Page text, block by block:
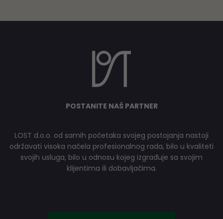
POSTANITE NAŠ PARTNER
LOST d.o.o. od samih početaka svojeg postojanja nastoji
održavati visoka načela profesionalnog rada, bilo u kvaliteti
svojih usluga, bilo u odnosu kojeg izgrađuje sa svojim
klijentima ili dobavljačima.